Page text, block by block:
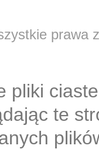
prawa
pliki
te